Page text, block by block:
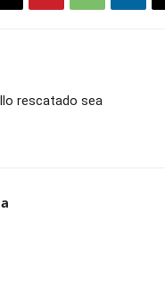
rescatado sea